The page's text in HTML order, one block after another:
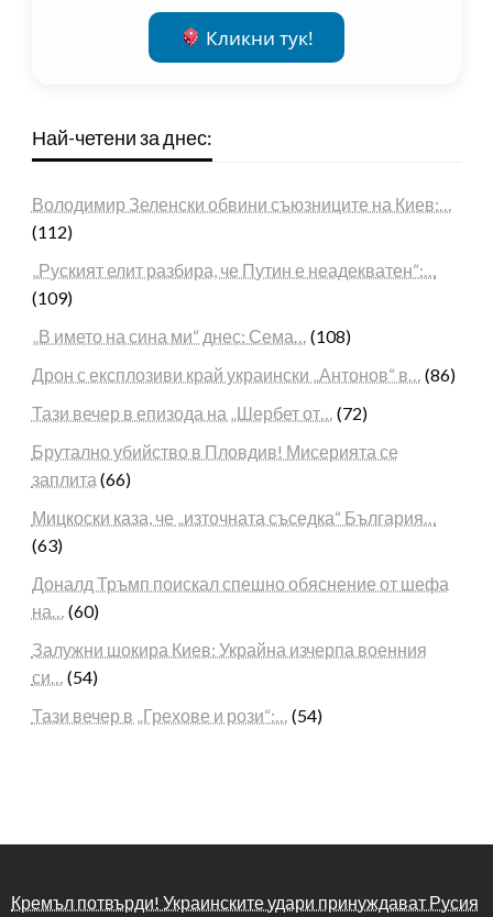
Кликни тук!
Най-четени за днес:
Володимир Зеленски обвини съюзниците на Киев:…
(112)
„Руският елит разбира, че Путин е неадекватен“:…
(109)
„В името на сина ми“ днес: Сема…
(108)
Дрон с експлозиви край украински „Антонов“ в…
(86)
Тази вечер в епизода на „Шербет от…
(72)
Брутално убийство в Пловдив! Мисерията се
заплита (66)
Мицкоски каза, че „източната съседка“ България…
(63)
Доналд Тръмп поискал спешно обяснение от шефа
на…
(60)
Залужни шокира Киев: Украйна изчерпа военния
си…
(54)
Тази вечер в „Грехове и рози“:…
(54)
Кремъл потвърди! Украинските удари принуждават Русия